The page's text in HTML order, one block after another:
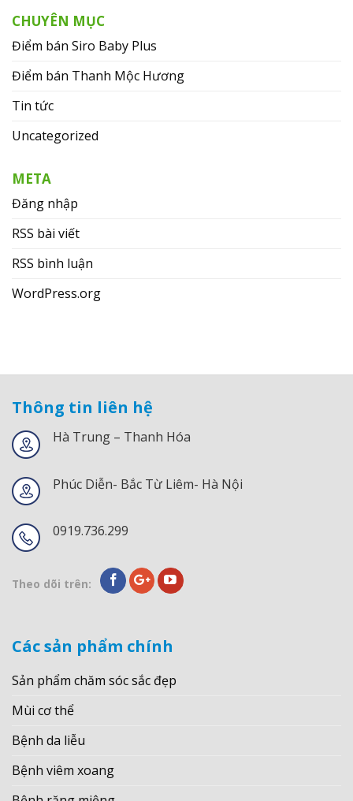
CHUYÊN MỤC
Điểm bán Siro Baby Plus
Điểm bán Thanh Mộc Hương
Tin tức
Uncategorized
META
Đăng nhập
RSS bài viết
RSS bình luận
WordPress.org
Thông tin liên hệ
Hà Trung – Thanh Hóa
Phúc Diễn- Bắc Từ Liêm- Hà Nội
0919.736.299
Theo dõi trên:
Các sản phẩm chính
Sản phẩm chăm sóc sắc đẹp
Mùi cơ thể
Bệnh da liễu
Bệnh viêm xoang